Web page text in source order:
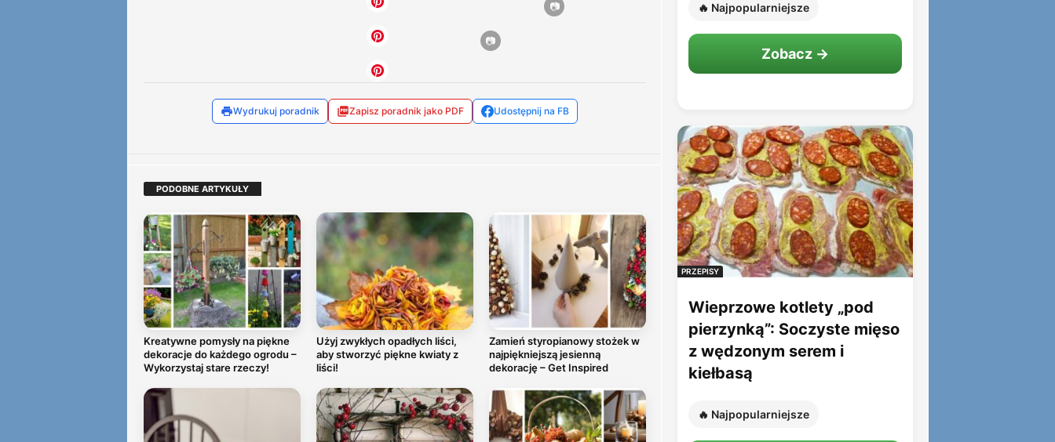
Wydrukuj poradnik Zapisz poradnik jako PDF Udostępnij na FB
PODOBNE ARTYKUŁY
Kreatywne pomysły na piękne
dekoracje do każdego ogrodu –
Wykorzystaj stare rzeczy!
Użyj zwykłych opadłych liści,
aby stworzyć piękne kwiaty z
liści!
Zamień styropianowy stożek w
najpiękniejszą jesienną
dekorację – Get Inspired
🔥 Najpopularniejsze
Zobacz →
PRZEPISY
Wieprzowe kotlety „pod
pierzynką”: Soczyste mięso
z wędzonym serem i
kiełbasą
🔥 Najpopularniejsze